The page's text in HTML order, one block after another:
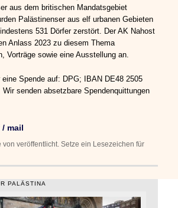
aus dem britischen Mandatsgebiet
Palästinenser aus elf urbanen Gebieten
531 Dörfer zerstört. Der AK Nahost
Anlass 2023 zu diesem Thema
Vorträge sowie eine Ausstellung an.
Spende auf: DPG; IBAN DE48 2505
Wir senden absetzbare Spendenquittungen
mail
vonveröffentlicht. Setze ein Lesezeichen für
PALÄSTINA